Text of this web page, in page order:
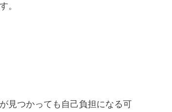
。
見つかっても自己負担になる可